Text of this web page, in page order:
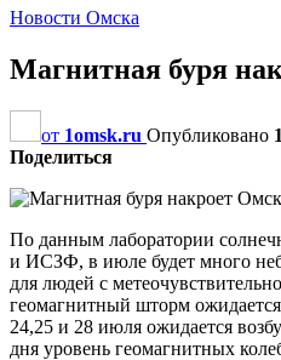
Новости Омска
Магнитная буря
от 1omsk.ru Опубликовано
Поделиться
По данным лаборатории
и ИСЗФ, в июле будет много
для людей с
геомагнитный шторм
24,25 и 28 июля ожидается
дня уровень геомагнитных